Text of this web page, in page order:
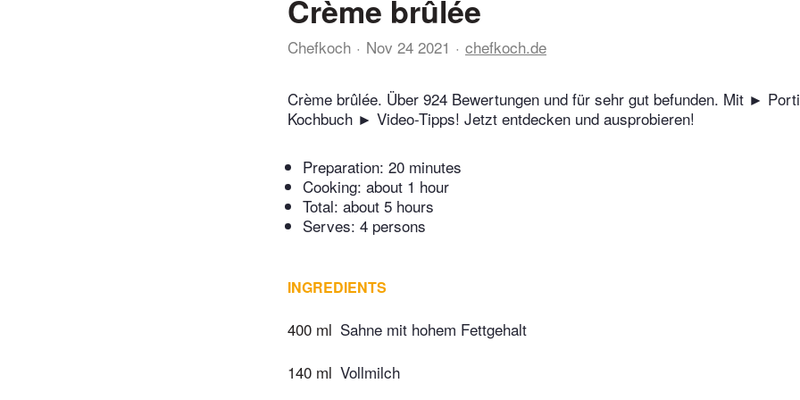
Crème brûlée
Chefkoch Nov 24 2021 chefkoch.de
Crème brûlée. Über 924 Bewertungen und für sehr gut befunden. Mit ►
Kochbuch ► Video-Tipps! Jetzt entdecken und ausprobieren!
Preparation: 20 minutes
Cooking: about 1 hour
Total: about 5 hours
Serves: 4 persons
INGREDIENTS
400 ml Sahne mit hohem Fettgehalt
140 ml Vollmilch